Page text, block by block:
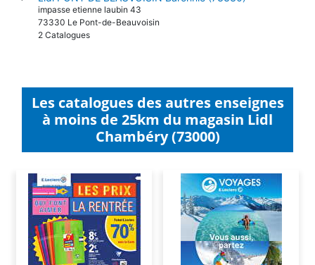
impasse etienne laubin 43
73330 Le Pont-de-Beauvoisin
2 Catalogues
Les catalogues des autres enseignes
à moins de 25km du magasin Lidl
Chambéry (73000)